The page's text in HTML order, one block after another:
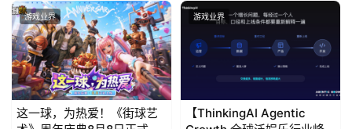
游戏业界
这一球，为热爱！《街球艺
游戏业界
【ThinkingAI Agentic